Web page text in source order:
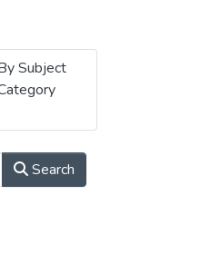
Subject
Search